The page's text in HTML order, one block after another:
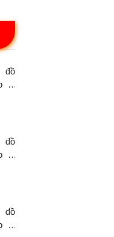
đồ
2
đồ
2
đồ
2